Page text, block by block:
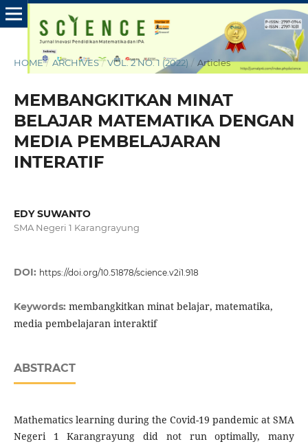
HOME / ARCHIVES / VOL. 2 NO. 1 (2022) / Articles
MEMBANGKITKAN MINAT
BELAJAR MATEMATIKA DENGAN
MEDIA PEMBELAJARAN
INTERATIF
EDY SUWANTO
SMA Negeri 1 Karangrayung
DOI: https://doi.org/10.51878/science.v2i1.918
Keywords: membangkitkan minat belajar, matematika,
media pembelajaran interaktif
ABSTRACT
Mathematics learning during the Covid-19 pandemic at SMA
Negeri 1 Karangrayung did not run optimally, many